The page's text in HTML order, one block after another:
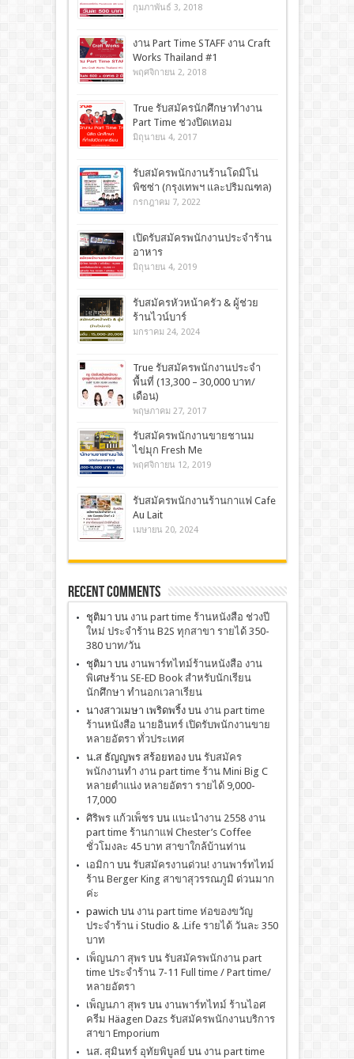
กุมภาพันธ์ 3, 2018
งาน Part Time STAFF งาน Craft
Works Thailand #1
พฤศจิกายน 2, 2018
True รับสมัครนักศึกษาทำงาน
Part Time ช่วงปิดเทอม
มิถุนายน 4, 2017
รับสมัครพนักงานร้านโดมิโน่
พิซซ่า (กรุงเทพฯ และปริมณฑล)
กรกฎาคม 7, 2022
เปิดรับสมัครพนักงานประจำร้าน
อาหาร
มิถุนายน 4, 2019
รับสมัครหัวหน้าครัว & ผู้ช่วย
ร้านไวน์บาร์
มกราคม 24, 2024
True รับสมัครพนักงานประจำ
พื้นที่ (13,300 – 30,000 บาท/
เดือน)
พฤษภาคม 27, 2017
รับสมัครพนักงานขายชานม
ไข่มุก Fresh Me
พฤศจิกายน 12, 2019
รับสมัครพนักงานร้านกาแฟ Cafe
Au Lait
เมษายน 20, 2024
Recent Comments
ชุติมา บน งาน part time ร้านหนังสือ ช่วงปี
ใหม่ ประจำร้าน B2S ทุกสาขา รายได้ 350-
380 บาท/วัน
ชุติมา บน งานพาร์ทไทม์ร้านหนังสือ งาน
พิเศษร้าน SE-ED Book สำหรับนักเรียน
นักศึกษา ทำนอกเวลาเรียน
นางสาวเมษา เพริดพริ้งบน งาน part time
ร้านหนังสือ นายอินทร์ เปิดรับพนักงานขาย
หลายอัตรา ทั่วประเทศ
น.ส ธัญญพร สร้อยทองบน รับสมัคร
พนักงานทำ งาน part time ร้าน Mini Big C
หลายตำแน่ง หลายอัตรา รายได้ 9,000-
17,000
ศิริพร แก้วเพ็ชรบน เเนะนำงาน 2558 งาน
part time ร้านกาแฟ Chester’s Coffee
ชั่วโมงละ 45 บาท สาขาใกล้บ้านท่าน
เอมิกา บน รับสมัครงานด่วน! งานพาร์ทไทม์
ร้าน Berger King สาขาสุวรรณภูมิ ด่วนมาก
ค่ะ
pawich บน งาน part time ห่อของขวัญ
ประจำร้าน i Studio & .Life รายได้ วันละ 350
บาท
เพ็ญนภา สุพรบน รับสมัครพนักงาน part
time ประจำร้าน 7-11 Full time / Part time/
หลายอัตรา
เพ็ญนภา สุพรบน งานพาร์ทไทม์ ร้านไอศ
ครีม Häagen Dazs รับสมัครพนักงานบริการ
สาขา Emporium
นส. สุมินทร์ อุทัยพิบูลย์ บน งาน part time